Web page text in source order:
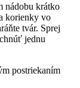
nádobu krátko
korienky vo
tvár. Sprej
jednu
postriekaním